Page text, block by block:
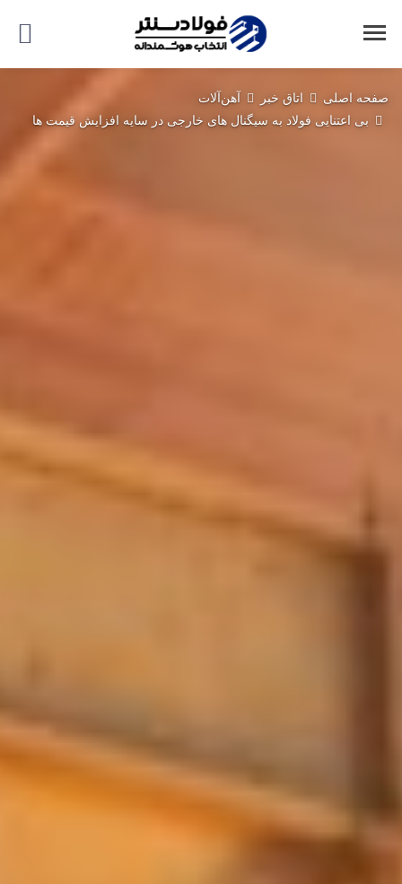
صفحه اصلی اتاق خبر
آهن‌آلات
بی‌ اعتنایی فولاد به سیگنال‌ های خارجی در سایه افزایش قیمت ها